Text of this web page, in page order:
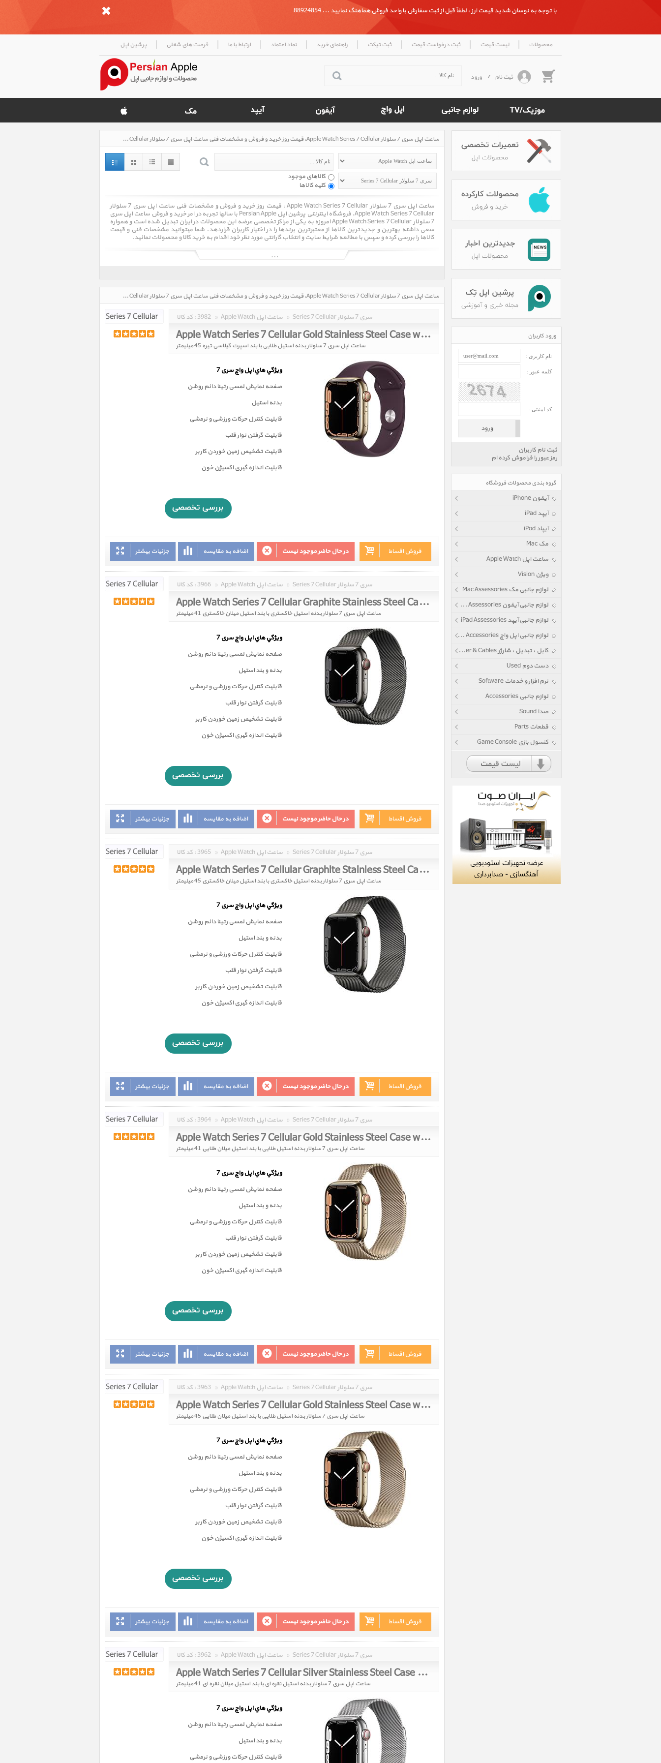
با توجه به نوسان شدید قیمت ارز ، لطفاً قبل از ثبت سفارش با واحد فروش هماهنگ نمایید ... 88924854
محصولات | لیست قیمت | ثبت درخواست قیمت | ثبت تیکت | راهنمای خرید | نماد اعتماد | ارتباط با ما | فرصت های شغلی | پرشین اپل
ثبت نام / ورود
ساعت اپل سری 7 سلولار Apple Watch Series 7 Cellular، قیمت روز خرید و فروش و مشخصات فنی ساعت اپل سری 7 سلولار Apple Watch Series 7 Cellular
کالاهای موجود
کلیه کالاها
ساعت اپل سری 7 سلولار Apple Watch Series 7 Cellular ، قیمت روز خرید و فروش و مشخصات فنی ساعت اپل سری 7 سلولار
Apple Watch Series 7 Cellular. فروشگاه اینترنتی پرشین اپل Persian Apple با سالها تجربه در امر خرید و فروش ساعت اپل سری
7 سلولار Apple Watch Series 7 Cellular امروزه به یکی از مراکز تخصصی عرضه این محصولات در ایران تبدیل شده است و همواره
سعی داشته بهترین و جدیدترین کالاها از معتبرترین برندها را در اختیار کاربران قراردهد. شما میتوانید مشخصات فنی و قیمت
کالاها را بررسی کرده و سپس با مطالعه شرایط سایت و انتخاب گارانتی مورد نظر خود اقدام به خرید کالا و محصولات نمائید.
ساعت اپل سری 7 سلولار Apple Watch Series 7 Cellular، قیمت روز خرید و فروش و مشخصات فنی ساعت اپل سری 7 سلولار Apple Watch Series 7 Cellular در تاریخ : 1405/05/17 - ساعت : 10:13
کد کالا : 3982 » Apple Watch ساعت اپل » Series 7 Cellular سری 7 سلولار
Apple Watch Series 7 Cellular Gold Stainless Steel Case with Dark Cherry Sport Band 45mm
ساعت اپل سری 7 سلولار بدنه استیل طلایی با بند اسپرت گیلاسی تیره 45 میلیمتر
ويژگي هاي اپل واچ سری 7
صفحه نمايش لمسی رتينا دائم روشن
بدنه استیل
قابلیت کنترل حرکات ورزشی و نرمشی
قابليت گرفتن نوار قلب
قابليت تشخيص زمين خوردن کاربر
قابلیت اندازه گیری اکسیژن خون
جزئیات بیشتر اضافه به مقایسه در حال حاضر موجود نیست فروش اقساط
کد کالا : 3966 » Apple Watch ساعت اپل » Series 7 Cellular سری 7 سلولار
Apple Watch Series 7 Cellular Graphite Stainless Steel Case with Graphite Milanese Loop 41mm
ساعت اپل سری 7 سلولار بدنه استیل خاکستری با بند استیل میلان خاکستری 41 میلیمتر
ويژگي هاي اپل واچ سری 7
صفحه نمايش لمسی رتينا دائم روشن
بدنه و بند استیل
قابلیت کنترل حرکات ورزشی و نرمشی
قابليت گرفتن نوار قلب
قابليت تشخيص زمين خوردن کاربر
قابلیت اندازه گیری اکسیژن خون
جزئیات بیشتر اضافه به مقایسه در حال حاضر موجود نیست فروش اقساط
کد کالا : 3965 » Apple Watch ساعت اپل » Series 7 Cellular سری 7 سلولار
Apple Watch Series 7 Cellular Graphite Stainless Steel Case with Graphite Milanese Loop 45mm
ساعت اپل سری 7 سلولار بدنه استیل خاکستری با بند استیل میلان خاکستری 45 میلیمتر
ويژگي هاي اپل واچ سری 7
صفحه نمايش لمسی رتينا دائم روشن
بدنه و بند استیل
قابلیت کنترل حرکات ورزشی و نرمشی
قابليت گرفتن نوار قلب
قابليت تشخيص زمين خوردن کاربر
قابلیت اندازه گیری اکسیژن خون
جزئیات بیشتر اضافه به مقایسه در حال حاضر موجود نیست فروش اقساط
کد کالا : 3964 » Apple Watch ساعت اپل » Series 7 Cellular سری 7 سلولار
Apple Watch Series 7 Cellular Gold Stainless Steel Case with Gold Milanese Loop 41mm
ساعت اپل سری 7 سلولار بدنه استیل طلایی با بند استیل میلان طلایی 41 میلیمتر
ويژگي هاي اپل واچ سری 7
صفحه نمايش لمسی رتينا دائم روشن
بدنه و بند استیل
قابلیت کنترل حرکات ورزشی و نرمشی
قابليت گرفتن نوار قلب
قابليت تشخيص زمين خوردن کاربر
قابلیت اندازه گیری اکسیژن خون
جزئیات بیشتر اضافه به مقایسه در حال حاضر موجود نیست فروش اقساط
کد کالا : 3963 » Apple Watch ساعت اپل » Series 7 Cellular سری 7 سلولار
Apple Watch Series 7 Cellular Gold Stainless Steel Case with Gold Milanese Loop 45mm
ساعت اپل سری 7 سلولار بدنه استیل طلایی با بند استیل میلان طلایی 45 میلیمتر
ويژگي هاي اپل واچ سری 7
صفحه نمايش لمسی رتينا دائم روشن
بدنه و بند استیل
قابلیت کنترل حرکات ورزشی و نرمشی
قابليت گرفتن نوار قلب
قابليت تشخيص زمين خوردن کاربر
قابلیت اندازه گیری اکسیژن خون
جزئیات بیشتر اضافه به مقایسه در حال حاضر موجود نیست فروش اقساط
کد کالا : 3962 » Apple Watch ساعت اپل » Series 7 Cellular سری 7 سلولار
Apple Watch Series 7 Cellular Silver Stainless Steel Case with Silver Milanese Loop 41mm
ساعت اپل سری 7 سلولار بدنه استیل نقره ای با بند استیل میلان نقره ای 41 میلیمتر
ويژگي هاي اپل واچ سری 7
صفحه نمايش لمسی رتينا دائم روشن
بدنه و بند استیل
قابلیت کنترل حرکات ورزشی و نرمشی
ورود کاربران
نام کاربری :
کلمه عبور :
کد امنیتی :
ثبت نام کاربران
رمز عبور را فراموش کرده ام
گروه بندی محصولات فروشگاه
آیفون iPhone
آیپد iPad
آیپاد iPod
مک Mac
ساعت اپل Apple Watch
ویژن Vision
لوازم جانبی مک Mac Assessories
لوازم جانبی آیفون iPhone Assessories
لوازم جانبی آیپد iPad Assessories
لوازم جانبی اپل واچ Apple Watch Accessories
کابل ، تبدیل ، شارژر Power & Cables
دست دوم Used
نرم افزار و خدمات Software
لوازم جانبی Accessories
صدا Sound
قطعات Parts
کنسول بازی Game Console